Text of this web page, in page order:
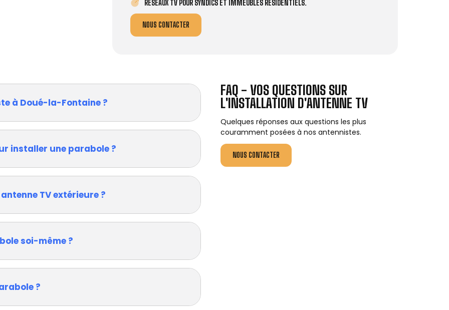
RÉSEAUX TV POUR SYNDICS ET IMMEUBLES RÉSIDENTIELS.
NOUS CONTACTER
FAQ - VOS QUESTIONS SUR
L'INSTALLATION D'ANTENNE TV
Quelques réponses aux questions les plus
couramment posées à nos antennistes.
NOUS CONTACTER
à Doué-la-Fontaine ?
installer une parabole ?
TV extérieure ?
soi-même ?
?